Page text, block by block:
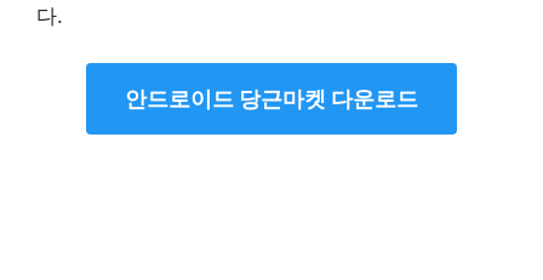
다.
안드로이드 당근마켓 다운로드